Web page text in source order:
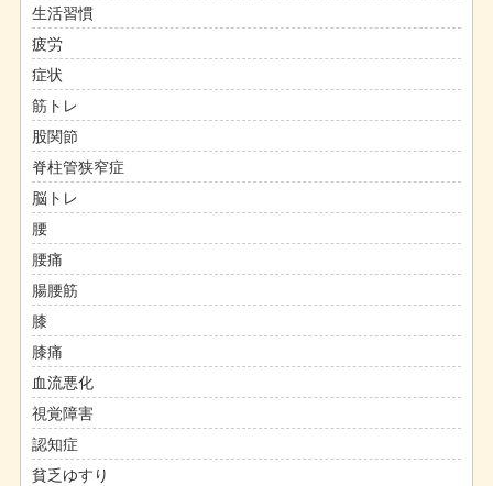
生活習慣
疲労
症状
筋トレ
股関節
脊柱管狭窄症
脳トレ
腰
腰痛
腸腰筋
膝
膝痛
血流悪化
視覚障害
認知症
貧乏ゆすり